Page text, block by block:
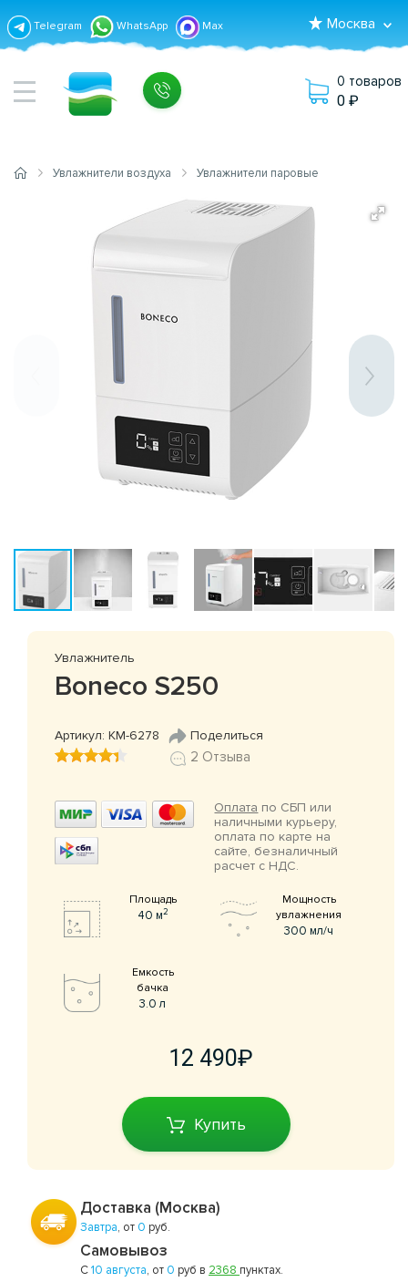
Telegram WhatsApp Max Москва
0 товаров
0
Увлажнители воздуха Увлажнители паровые
Увлажнитель
Boneco S250
Артикул: КМ-6278 Поделиться
2 Отзыва
Оплата по СБП или
наличными курьеру,
оплата по карте на
сайте, безналичный
расчет с НДС.
Площадь
40 м2
Мощность
увлажнения
300 мл/ч
Емкость
бачка
3.0 л
12 490
Купить
Доставка (Москва)
Завтра, от 0 руб.
Самовывоз
С10 августа, от 0 руб в 2368 пунктах.